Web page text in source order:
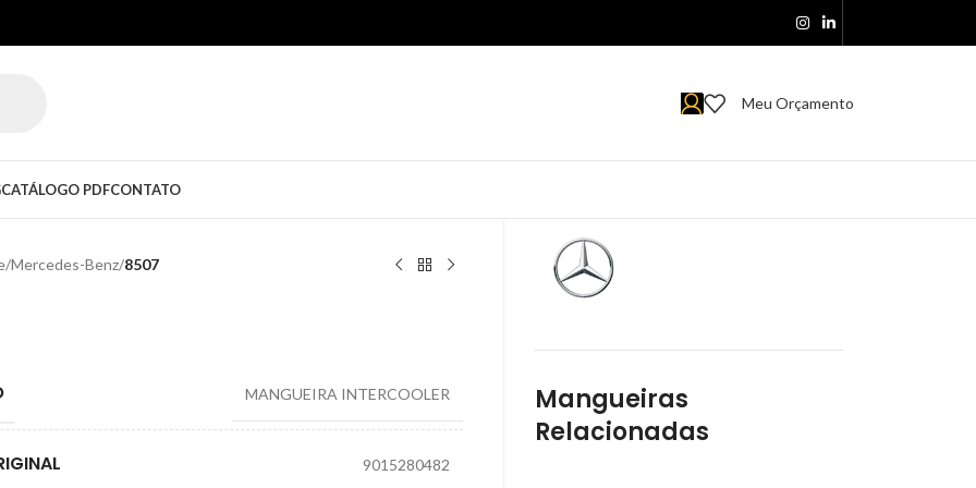
Meu Orçamento
CATÁLOGO PDFCONTATO
/Mercedes-Benz/8507
MANGUEIRA INTERCOOLER
9015280482
Mangueiras
Relacionadas